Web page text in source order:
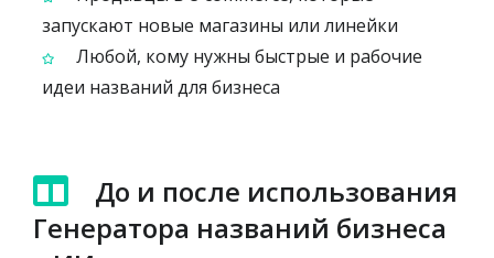
запускают новые магазины или линейки
Любой, кому нужны быстрые и рабочие
идеи названий для бизнеса
До и после использования
Генератора названий бизнеса